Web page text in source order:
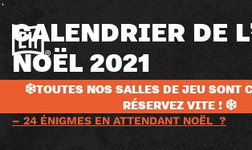
`
❄️TOUTES NOS SALLES DE JEU SONT
RÉSERVEZ VITE ! ❄️
CALENDRIER DE
NOËL 2021
CALENDRIER DE L’AVENT ESCAPE GAME
– 24 ÉNIGMES EN ATTENDANT NOËL ?